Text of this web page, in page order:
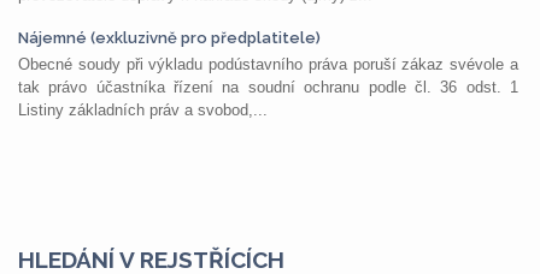
Nájemné (exkluzivně pro předplatitele)
Obecné soudy při výkladu podústavního práva poruší zákaz svévole a
tak právo účastníka řízení na soudní ochranu podle čl. 36 odst. 1
Listiny základních práv a svobod,...
HLEDÁNÍ V REJSTŘÍCÍCH